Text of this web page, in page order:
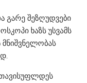
გარე შეზღუდვები
ხაზს უსვამს